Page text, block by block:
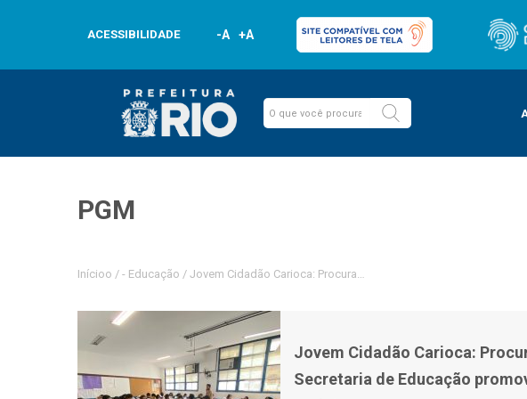
ACESSIBILIDADE -A +A
PGM
Inícioo / - Educação / Jovem Cidadão Carioca: Procuradoria do Município e Secretaria
Jovem Cidadão Carioca:
Secretaria de Educação